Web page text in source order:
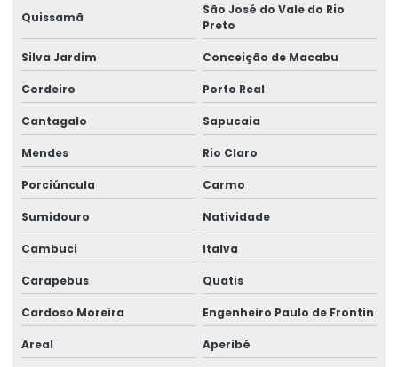
Selo holográfico autenticidade
Selo holográfico void
Selo void garantia
Selos holográficos personalizados
Vinil adesivo destrutível
Vinil destrutível
Quissamã
São José do Vale do Rio
Preto
Silva Jardim Conceição de Macabu
Cordeiro Porto Real
Cantagalo Sapucaia
Mendes Rio Claro
Porciúncula Carmo
Sumidouro Natividade
Cambuci Italva
Carapebus Quatis
Cardoso Moreira Engenheiro Paulo de Frontin
Areal Aperibé